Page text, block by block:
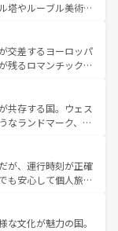
代ローマ遺跡や中世
るスペインはその個
する。 なお、新着のスペイン情報は コ
塔やルーブル美術館
な宮殿、歴史的な大
然が、訪れる者を心
の国としても知ら
、プロヴァンスの
しみ方が可能だ。さ
ており、どの街角に
異なる文化を体験で
ス情報はコンテンツ一覧
交差するヨーロッパ
残るロマンチック街
ることがない。ベ
アルプスの絶景、そ
風景は必見。ビール
、新着の
てほしい。
共存する国。ウェス
なランドマーク、歴
優雅なアフタヌーン
国パブ、サッカー観
豊富。イギリスを旅
が、運行時刻が正確
も安心して個人旅行
ではのユニークな
く町歩きも満喫する
な文化が魅力の国。